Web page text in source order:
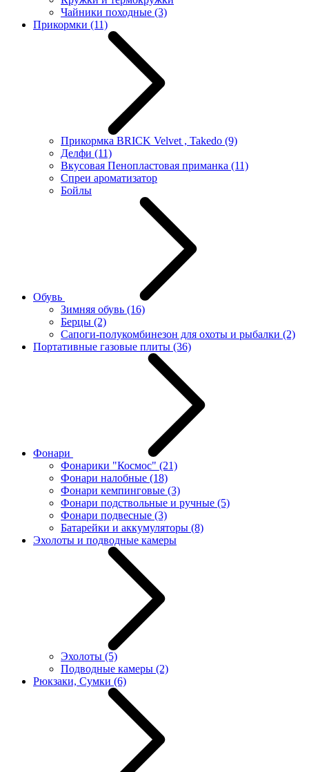
Чайники походные (3)
Прикормки (11)
Прикормка BRICK Velvet , Takedo (9)
Делфи (11)
Вкусовая Пенопластовая приманка (11)
Спреи ароматизатор
Бойлы
Обувь
Зимняя обувь (16)
Берцы (2)
Сапоги-полукомбинезон для охоты и рыбалки (2)
Портативные газовые плиты (36)
Фонари
Фонарики "Космос" (21)
Фонари налобные (18)
Фонари кемпинговые (3)
Фонари подствольные и ручные (5)
Фонари подвесные (3)
Батарейки и аккумуляторы (8)
Эхолоты и подводные камеры
Эхолоты (5)
Подводные камеры (2)
Рюкзаки, Сумки (6)